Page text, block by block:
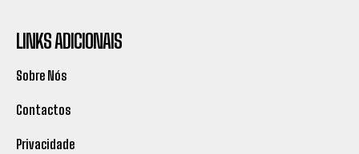
LINKS ADICIONAIS
Sobre Nós
Contactos
Privacidade